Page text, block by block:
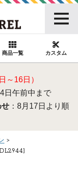
商品一覧 カスタム
～16日）
日午前中まで
：8月17日より順